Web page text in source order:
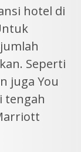
hotel di
Seperti
juga You
tengah